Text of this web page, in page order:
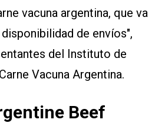
vacuna argentina, que va
de envíos",
del Instituto de
Vacuna Argentina.
Beef